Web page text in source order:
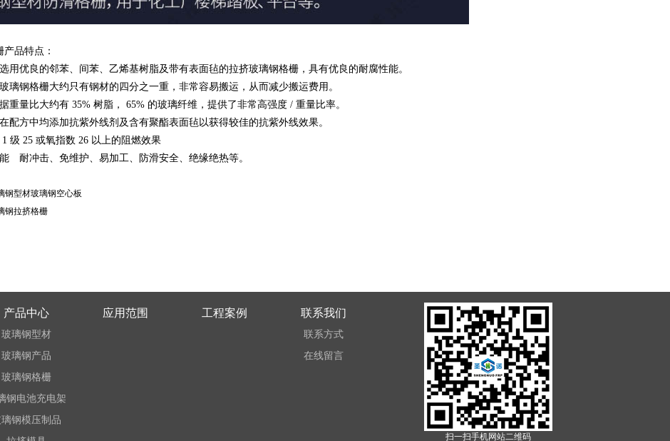
品特点：
用优良的邻苯、间苯、乙烯基树脂及带有表面毡的拉挤玻璃钢格栅，具有优良的耐腐性能。
钢格栅大约只有钢材的四分之一重，非常容易搬运，从而减少搬运费用。
量比大约有 35% 树脂， 65% 的玻璃纤维，提供了非常高强度 / 重量比率。
方中均添加抗紫外线剂及含有聚酯表面毡以获得较佳的抗紫外线效果。
级 25 或氧指数 26 以上的阻燃效果
耐冲击、免维护、易加工、防滑安全、绝缘绝热等。
钢型材玻璃钢空心板
钢拉挤格栅
产品中心
玻璃钢型材
玻璃钢产品
玻璃钢格栅
钢电池充电架
钢模压制品
应用范围 工程案例 联系我们
联系方式
在线留言
扫一扫手机网站二维码